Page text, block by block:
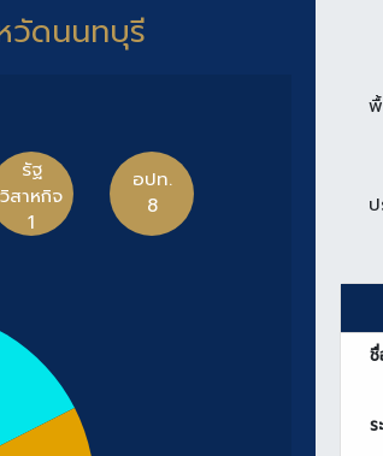
วัดนนทบุรี
รัฐ
วิสาหกิจ
1
อปท.
8